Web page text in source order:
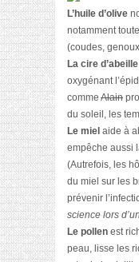
L’huile d’olive
notamment
(coudes,
La cire d’abeille
oxygénant
comme Alain
du soleil, les
Le miel aide à
empêche aussi
(Autrefois, les
du miel sur les
prévenir
science lors
Le pollen est
peau, lisse les